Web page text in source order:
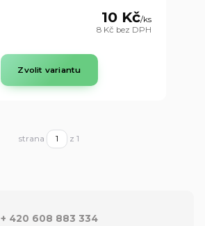
10 Kč/ks
8 Kč bez DPH
Zvolit variantu
strana z 1
+ 420 608 883 334